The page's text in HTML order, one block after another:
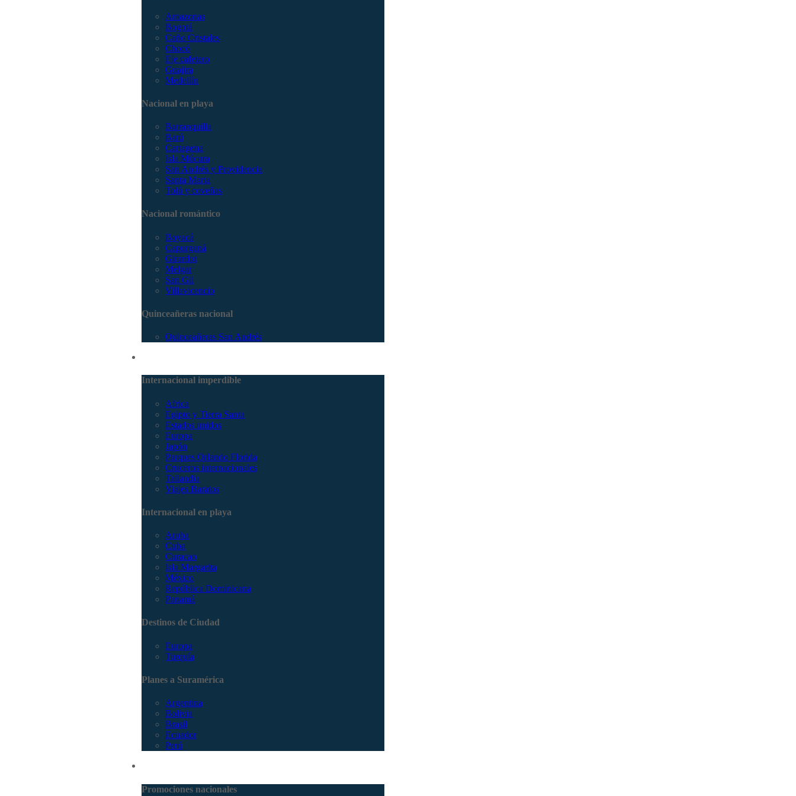
Amazonas
Bogotá
Caño Cristales
Chocó
Eje cafetero
Guajira
Medellín
Nacional en playa
Barranquilla
Barú
Cartagena
Isla Múcura
San Andrés y Providencia
Santa Marta
Tolú y coveñas
Nacional romántico
Boyacá
Capurganá
Girardot
Melgar
San Gil
Villavicencio
Quinceañeras nacional
Quinceañeras San Andrés
Internacional imperdible
Africa
Egipto y Tierra Santa
Estados unidos
Europa
Japón
Parques Orlando Florida
Cruceros internacionales
Tailandia
Viajes Baratos
Internacional en playa
Aruba
Cuba
Curacao
Isla Margarita
México
República Dominicana
Panamá
Destinos de Ciudad
Europa
Turquía
Planes a Suramérica
Argentina
Bolivia
Brasil
Ecuador
Perú
Promociones nacionales